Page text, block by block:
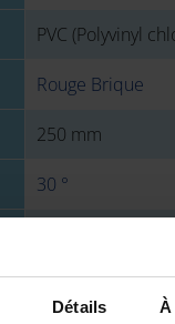
Détails À
PVC (Polyvinyl
Rouge Brique
250 mm
30 °
Mâle